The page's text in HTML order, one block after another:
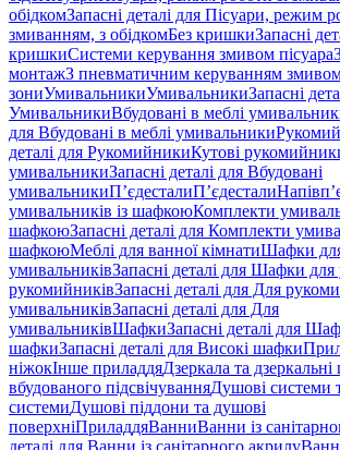
обідкомЗапасні деталі для Пісуари, режим
змиванням, з обідкомБез кришкиЗапасні
кришкиСистеми керування змивом пісуара
монтажЗ пневматичним керуванням
зониУмивальникиУмивальникиЗапасні
УмивальникиВбудовані в меблі
для Вбудовані в меблі умивальники
деталі для РукомийникиКутові
умивальникиЗапасні деталі для Вбудовані
умивальникиП’єдесталиП’єдестали
умивальників із шафкоюКомплекти
шафкоюЗапасні деталі для Комплекти
шафкоюМеблі для ванної кімнатиШафки
умивальниківЗапасні деталі для Шафки для
рукомийниківЗапасні деталі для Для
умивальниківЗапасні деталі для Для
умивальниківШафкиЗапасні деталі для
шафкиЗапасні деталі для Високі шафки
ніжокІнше приладдяДзеркала та
вбудованого підсвічуванняДушові системи
системиДушові піддони та душові
поверхніПриладдяВанниВанни із
деталі для Ванни із санітарного акрилу